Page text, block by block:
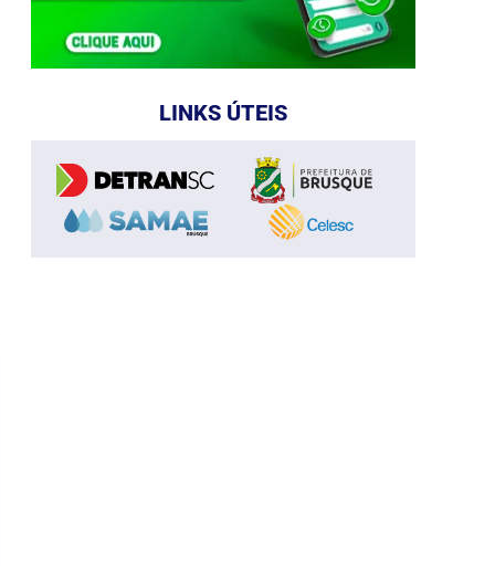
LINKS ÚTEIS